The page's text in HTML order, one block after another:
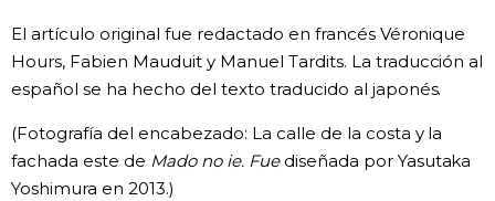
El artículo original fue redactado en francés Véronique
Hours, Fabien Mauduit y Manuel Tardits. La traducción al
español se ha hecho del texto traducido al japonés.
(Fotografía del encabezado: La calle de la costa y la
fachada este de Mado no ie. Fue diseñada por Yasutaka
Yoshimura en 2013.)